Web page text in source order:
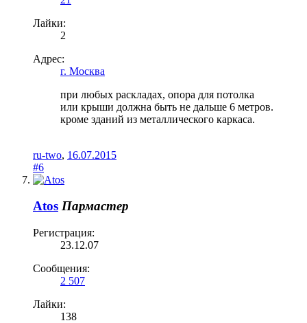
Лайки:
2
Адрес:
г. Москва
при любых раскладах, опора для потолка
или крыши должна быть не дальше 6 метров.
кроме зданий из металлического каркаса.
ru-two, 16.07.2015
#6
Atos Пармастер
Регистрация:
23.12.07
Сообщения:
2 507
Лайки:
138